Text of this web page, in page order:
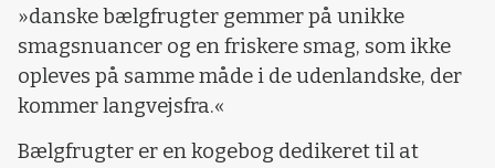
»danske bælgfrugter gemmer på unikke
smagsnuancer og en friskere smag, som ikke
opleves på samme måde i de udenlandske, der
kommer langvejsfra.«
Bælgfrugter er en kogebog dedikeret til at